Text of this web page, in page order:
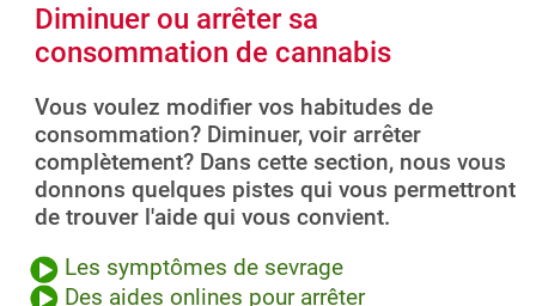
Diminuer ou arrêter sa
consommation de cannabis
Vous voulez modifier vos habitudes de
consommation? Diminuer, voir arrêter
complètement? Dans cette section, nous vous
donnons quelques pistes qui vous permettront
de trouver l'aide qui vous convient.
Les symptômes de sevrage
Des aides onlines pour arrêter